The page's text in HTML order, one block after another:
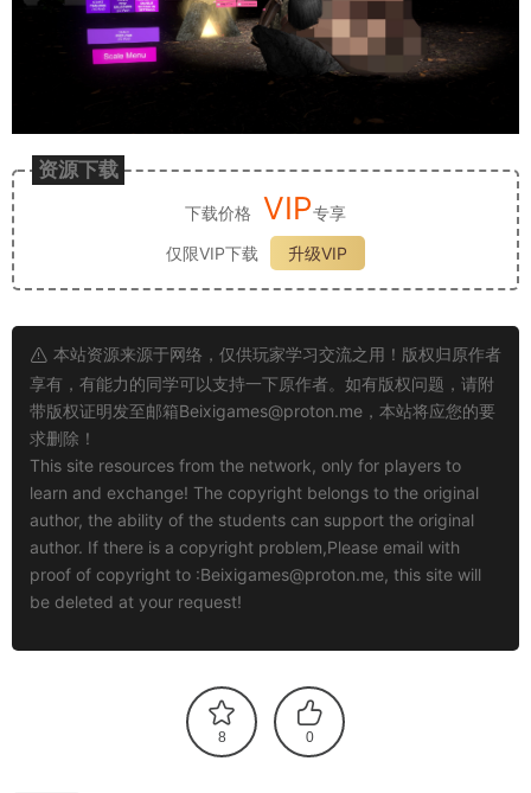
资源下载
下载价格 VIP专享
仅限VIP下载
升级VIP
本站资源来源于网络，仅供玩家学习交流之用！版权归原作者
享有，有能力的同学可以支持一下原作者。如有版权问题，请附
带版权证明发至邮箱Beixigames@proton.me ，本站将应您的要
求删除！
This site resources from the network, only for players to
learn and exchange! The copyright belongs to the original
author, the ability of the students can support the original
author. If there is a copyright problem,Please email with
proof of copyright to :Beixigames@proton.me, this site will
be deleted at your request!
8 0